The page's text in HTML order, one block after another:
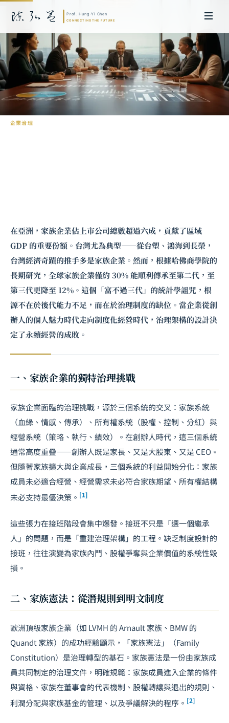
企業治理
在亞洲，家族企業佔上市公司總數超過六成，貢獻了區域
GDP 的重要份額。台灣尤為典型——從台塑、鴻海到長榮，
台灣經濟奇蹟的推手多是家族企業。然而，根據哈佛商學院的
長期研究，全球家族企業僅約 30% 能順利傳承至第二代，至
第三代更降至 12%。這個「富不過三代」的統計學詛咒，根
源不在於後代能力不足，而在於治理制度的缺位。當企業從創
辦人的個人魅力時代走向制度化經營時代，治理架構的設計決
定了永續經營的成敗。
一、家族企業的獨特治理挑戰
家族企業面臨的治理挑戰，源於三個系統的交叉：家族系統
（血緣、情感、傳承）、所有權系統（股權、控制、分紅）與
經營系統（策略、執行、績效）。在創辦人時代，這三個系統
通常高度重疊——創辦人既是家長、又是大股東、又是 CEO。
但隨著家族擴大與企業成長，三個系統的利益開始分化：家族
成員未必適合經營、經營需求未必符合家族期望、所有權結構
未必支持最優決策。 [1]
這些張力在接班階段會集中爆發。接班不只是「選一個繼承
人」的問題，而是「重建治理架構」的工程。缺乏制度設計的
接班，往往演變為家族內鬥、股權爭奪與企業價值的系統性毀
損。
二、家族憲法：從潛規則到明文制度
歐洲頂級家族企業（如 LVMH 的 Arnault 家族、BMW 的
Quandt 家族）的成功經驗顯示，「家族憲法」（Family
Constitution）是治理轉型的基石。家族憲法是一份由家族成
員共同制定的治理文件，明確規範：家族成員進入企業的條件
與資格、家族在董事會的代表機制、股權轉讓與退出的規則、
利潤分配與家族基金的管理、以及爭議解決的程序。 [2]